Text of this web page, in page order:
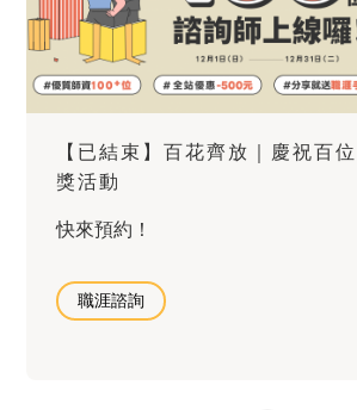
【已結束】百花齊放｜慶祝百
獎活動
快來預約！
職涯諮詢